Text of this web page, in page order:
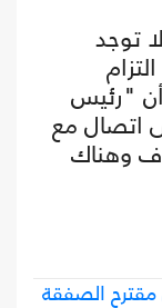
توجد
أن "رئيس
اتصال مع
وهناك
الصفقة